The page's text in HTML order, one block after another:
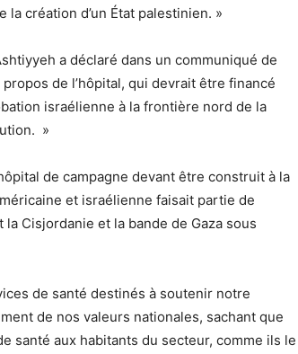
création d’un État palestinien. »
a déclaré dans un communiqué de
de l’hôpital, qui devrait être financé
israélienne à la frontière nord de la
»
de campagne devant être construit à la
et israélienne faisait partie de
Cisjordanie et la bande de Gaza sous
de santé destinés à soutenir notre
de nos valeurs nationales, sachant que
santé aux habitants du secteur, comme ils le